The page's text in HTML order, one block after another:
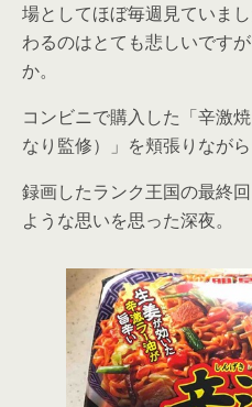
場としてほぼ毎週見ていま
わるのはとても悲しいです
か。
コンビニで購入した「辛激
なり監修）」を頬張りながら
録画したランク王国の最終
ような思いを思った深夜。